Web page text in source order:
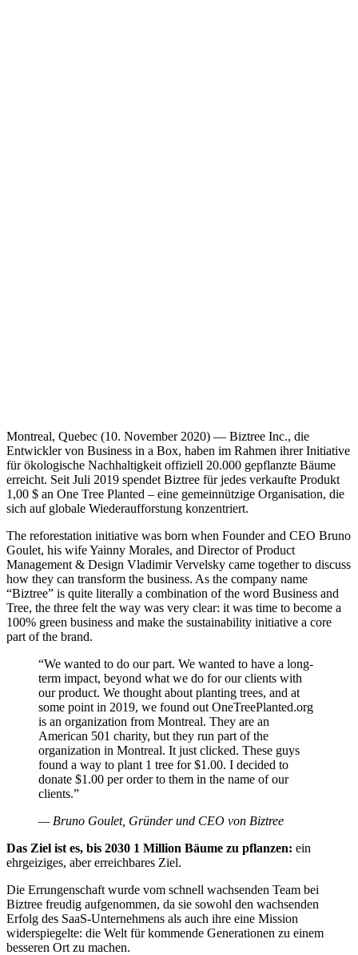
Montreal, Quebec (10. November 2020) — Biztree Inc., die
Entwickler von Business in a Box, haben im Rahmen ihrer Initiative
für ökologische Nachhaltigkeit offiziell 20.000 gepflanzte Bäume
erreicht. Seit Juli 2019 spendet Biztree für jedes verkaufte Produkt
1,00 $ an One Tree Planted – eine gemeinnützige Organisation, die
sich auf globale Wiederaufforstung konzentriert.
The reforestation initiative was born when Founder and CEO Bruno
Goulet, his wife Yainny Morales, and Director of Product
Management & Design Vladimir Vervelsky came together to discuss
how they can transform the business. As the company name
“Biztree” is quite literally a combination of the word Business and
Tree, the three felt the way was very clear: it was time to become a
100% green business and make the sustainability initiative a core
part of the brand.
“We wanted to do our part. We wanted to have a long-
term impact, beyond what we do for our clients with
our product. We thought about planting trees, and at
some point in 2019, we found out OneTreePlanted.org
is an organization from Montreal. They are an
American 501 charity, but they run part of the
organization in Montreal. It just clicked. These guys
found a way to plant 1 tree for $1.00. I decided to
donate $1.00 per order to them in the name of our
clients.”
— Bruno Goulet, Gründer und CEO von Biztree
Das Ziel ist es, bis 2030 1 Million Bäume zu pflanzen: ein
ehrgeiziges, aber erreichbares Ziel.
Die Errungenschaft wurde vom schnell wachsenden Team bei
Biztree freudig aufgenommen, da sie sowohl den wachsenden
Erfolg des SaaS-Unternehmens als auch ihre eine Mission
widerspiegelte: die Welt für kommende Generationen zu einem
besseren Ort zu machen.